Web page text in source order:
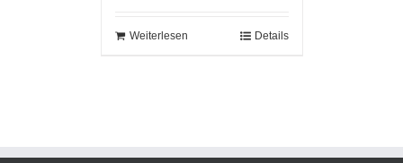
Weiterlesen Details